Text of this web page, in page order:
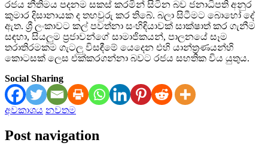
රජය නීතිමය පදනම සකස් කරමින් සිටින බව ජනාධිපති අනුර
කුමාර දිසානායක ද තහවුරු කර තිබේ. බලා සිටීමට බොහෝ දේ
ඇත. ශ්‍රී ලංකාවට කල් පවත්නා සංහිඳියාවක් සාක්ෂාත් කර ගැනීම
සඳහා, සියලුම ප්‍රජාවන්ගේ සාමාජිකයන්, පාලනයේ සෑම
තරාතිරමකම ගැටලු විසඳීමේ යෙදෙන එහි යාන්ත්‍රණයන්හි
කොටසක් ලෙස එක්කරගන්නා බවට රජය සහතික විය යුතුය.
Social Sharing
අවකාශය නවතම
Post navigation